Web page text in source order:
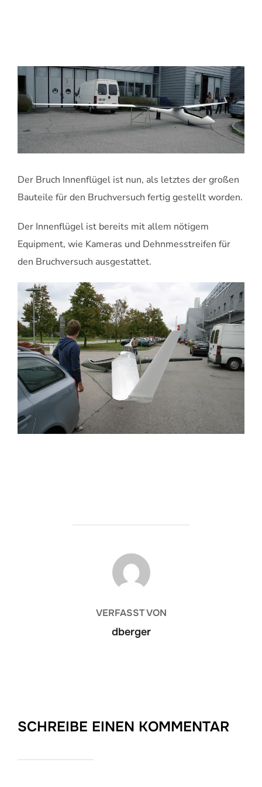
Der Bruch Innenflügel ist nun, als letztes der großen
Bauteile für den Bruchversuch fertig gestellt worden.
Der Innenflügel ist bereits mit allem nötigem
Equipment, wie Kameras und Dehnmesstreifen für
den Bruchversuch ausgestattet.
BEITRAGSAUTOR
VERFASST VON
dberger
SCHREIBE EINEN KOMMENTAR